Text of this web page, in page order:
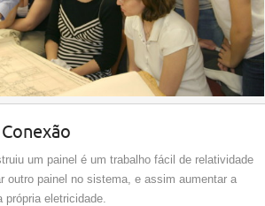
um painel é um trabalho fácil de relatividade
outro painel no sistema, e assim aumentar a
eletricidade.